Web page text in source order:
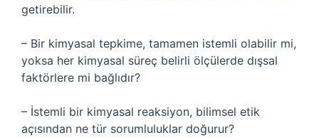
getirebilir.
– Bir kimyasal tepkime, tamamen istemli olabilir mi,
yoksa her kimyasal süreç belirli ölçülerde dışsal
faktörlere mi bağlıdır?
– İstemli bir kimyasal reaksiyon, bilimsel etik
açısından ne tür sorumluluklar doğurur?